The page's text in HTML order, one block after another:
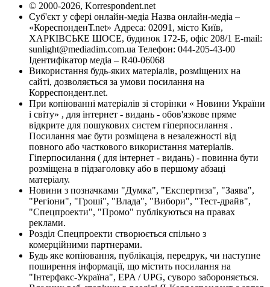
© 2000-2026, Korrespondent.net
Суб'єкт у сфері онлайн-медіа Назва онлайн-медіа –
«КореспонденТ.net» Адреса: 02091, місто Київ,
ХАРКІВСЬКЕ ШОСЕ, будинок 172-Б, офіс 208/1 E-mail:
sunlight@mediadim.com.ua Телефон: 044-205-43-00
Ідентифікатор медіа – R40-06068
Використання будь-яких матеріалів, розміщених на
сайті, дозволяється за умови посилання на
Корреспондент.net.
При копіюванні матеріалів зі сторінки « Новини України
і світу» , для інтернет - видань - обов'язкове пряме
відкрите для пошукових систем гіперпосилання .
Посилання має бути розміщена в незалежності від
повного або часткового використання матеріалів.
Гіперпосилання ( для інтернет - видань) - повинна бути
розміщена в підзаголовку або в першому абзаці
матеріалу.
Новини з позначками "Думка", "Експертиза", "Заява",
"Регіони", "Гроші", "Влада", "Вибори", "Тест-драйв",
"Спецпроекти", "Промо" публікуються на правах
реклами.
Розділ Спецпроекти створюється спільно з
комерційними партнерами.
Будь яке копіювання, публікація, передрук, чи наступне
поширення інформації, що містить посилання на
"Інтерфакс-Україна", EPA / UPG, суворо забороняється.